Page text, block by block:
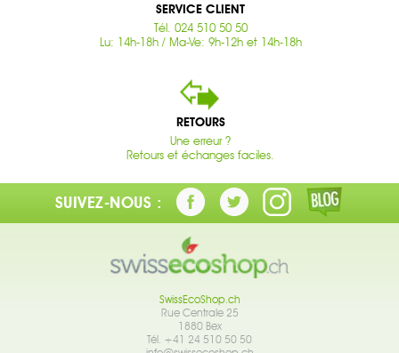
SERVICE CLIENT
Tél. 024 510 50 50
Lu: 14h-18h / Ma-Ve: 9h-12h et 14h-18h
RETOURS
Une erreur ?
Retours et échanges faciles.
SUIVEZ-NOUS :
SwissEcoShop.ch
Rue Centrale 25
1880 Bex
Tél. +41 24 510 50 50